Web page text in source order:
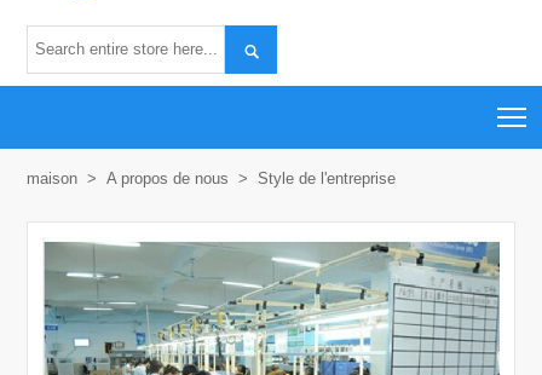

maison > A propos de nous > Style de l'entreprise